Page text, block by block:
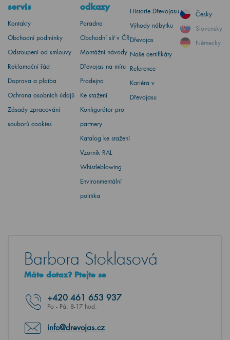
servis
Kontakty
Obchodní podmínky
Odstoupení od smlouvy
Reklamační řád
Doprava a platba
Ochrana osobních údajů
Zásady zpracování
souborů cookies
odkazy
Poradna
Obchodní síť v ČR
Montážní návody
Dřevojas na míru
Prodejna
Ke stažení
Konfigurátor pro
partnery
Katalog ke stažení
Vzorník RAL
Whistleblowing
Environmentální
politika
Historie Dřevojasu
Výhody nábytku
Dřevojas
Naše certifikáty
Reference
Kariéra v
Dřevojasu
Česky
Slovensky
Německy
Barbora Stoklasová
Máte dotaz? Ptejte se
+420 461 653 937
Po - Pá: 8-17 hod.
info@drevojas.cz